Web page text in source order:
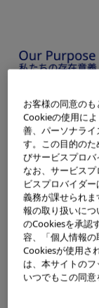
医療の発展に貢
とイノベーショ
お客様の同意のも
Cookieの使用に
善、パーソナラ
す。この目的の
びサービスプロバ
なお、サービス
ビスプロバイダ
義務が課せられ
報の取り扱いに
のCookiesを承認
容、「個人情報
Cookiesが使用さ
は、本サイトのフ
いつでもこの同意